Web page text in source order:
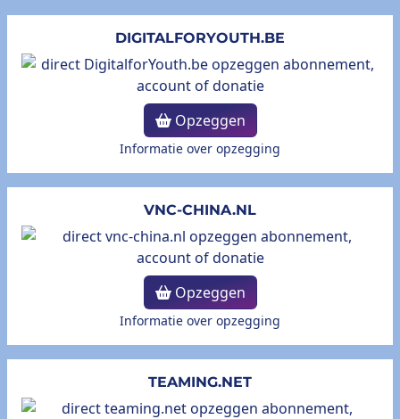
DIGITALFORYOUTH.BE
Opzeggen
Informatie over opzegging
VNC-CHINA.NL
Opzeggen
Informatie over opzegging
TEAMING.NET